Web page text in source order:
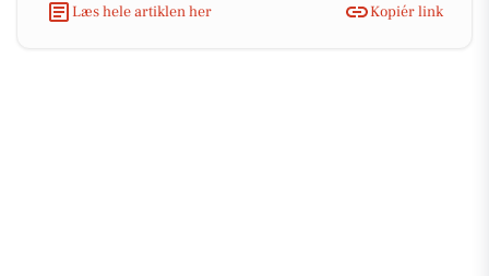
Læs hele artiklen her
Kopiér link